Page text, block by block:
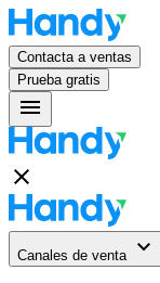
Contacta a ventas
Prueba gratis
menu
close
Canales de venta keyboard_arrow_down